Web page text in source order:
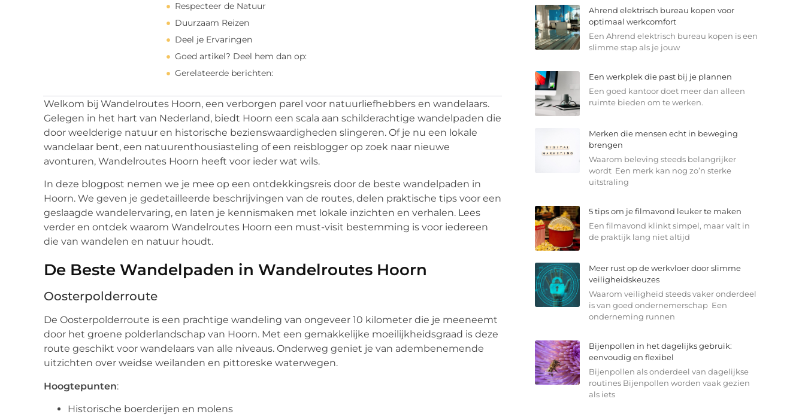
Respecteer de Natuur
Duurzaam Reizen
Deel je Ervaringen
Goed artikel? Deel hem dan op:
Gerelateerde berichten:
Welkom bij Wandelroutes Hoorn, een verborgen parel voor natuurliefhebbers en wandelaars.
Gelegen in het hart van Nederland, biedt Hoorn een scala aan schilderachtige wandelpaden die
door weelderige natuur en historische bezienswaardigheden slingeren. Of je nu een lokale
wandelaar bent, een natuurenthousiasteling of een reisblogger op zoek naar nieuwe
avonturen, Wandelroutes Hoorn heeft voor ieder wat wils.
In deze blogpost nemen we je mee op een ontdekkingsreis door de beste wandelpaden in
Hoorn. We geven je gedetailleerde beschrijvingen van de routes, delen praktische tips voor een
geslaagde wandelervaring, en laten je kennismaken met lokale inzichten en verhalen. Lees
verder en ontdek waarom Wandelroutes Hoorn een must-visit bestemming is voor iedereen
die van wandelen en natuur houdt.
De Beste Wandelpaden in Wandelroutes Hoorn
Oosterpolderroute
De Oosterpolderroute is een prachtige wandeling van ongeveer 10 kilometer die je meeneemt
door het groene polderlandschap van Hoorn. Met een gemakkelijke moeilijkheidsgraad is deze
route geschikt voor wandelaars van alle niveaus. Onderweg geniet je van adembenemende
uitzichten over weidse weilanden en pittoreske waterwegen.
Hoogtepunten:
Historische boerderijen en molens
Ahrend elektrisch bureau kopen voor
optimaal werkcomfort
Een Ahrend elektrisch bureau kopen is een
slimme stap als je jouw
Een werkplek die past bij je plannen
Een goed kantoor doet meer dan alleen
ruimte bieden om te werken.
Merken die mensen echt in beweging
brengen
Waarom beleving steeds belangrijker
wordt Een merk kan nog zo’n sterke
uitstraling
5 tips om je filmavond leuker te maken
Een filmavond klinkt simpel, maar valt in
de praktijk lang niet altijd
Meer rust op de werkvloer door slimme
veiligheidskeuzes
Waarom veiligheid steeds vaker onderdeel
is van goed ondernemerschap Een
onderneming runnen
Bijenpollen in het dagelijks gebruik:
eenvoudig en flexibel
Bijenpollen als onderdeel van dagelijkse
routines Bijenpollen worden vaak gezien
als iets